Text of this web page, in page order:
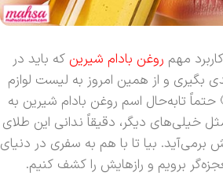
روغن بادام شیرین که باید در
بگیری و از همین امروز به لیست لوازم
تابه‌حال اسم روغن بادام شیرین به
خیلی‌های دیگر، دقیقاً ندانی این طلای
برمی‌آید. بیا تا با هم به سفری در دنیای
برویم و رازهایش را کشف کنیم.